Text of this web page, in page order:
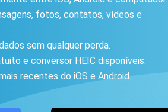
fotos, contatos, vídeos e
sem qualquer perda.
e conversor HEIC disponíveis.
recentes do iOS e Android.